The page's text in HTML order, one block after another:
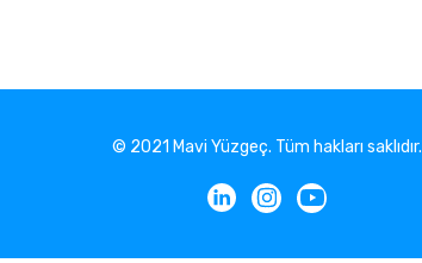
© 2021 Mavi Yüzgeç. Tüm hakları saklıdır.